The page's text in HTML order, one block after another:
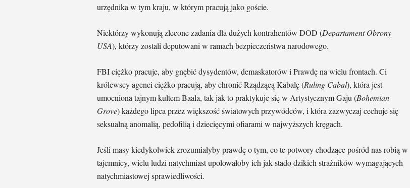
urzędnika w tym kraju, w którym pracują jako goście.
Niektórzy wykonują zlecone zadania dla dużych kontrahentów DOD (Departament Obrony
USA), którzy zostali deputowani w ramach bezpieczeństwa narodowego.
FBI ciężko pracuje, aby gnębić dysydentów, demaskatorów i Prawdę na wielu frontach. Ci
królewscy agenci ciężko pracują, aby chronić Rządzącą Kabałę (Ruling Cabal), która jest
umocniona tajnym kultem Baala, tak jak to praktykuje się w Artystycznym Gaju (Bohemian
Grove) każdego lipca przez większość światowych przywódców, i która zazwyczaj cechuje się
seksualną anomalią, pedofilią i dziecięcymi ofiarami w najwyższych kręgach.
Jeśli masy kiedykolwiek zrozumiałyby prawdę o tym, co te potwory chodzące pośród nas robią w
tajemnicy, wielu ludzi natychmiast upolowałoby ich jak stado dzikich strażników wymagających
natychmiastowej sprawiedliwości.